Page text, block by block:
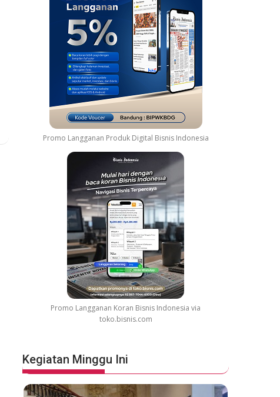
Promo Langganan Produk Digital Bisnis Indonesia
Promo Langganan Koran Bisnis Indonesia via
toko.bisnis.com
Kegiatan Minggu Ini